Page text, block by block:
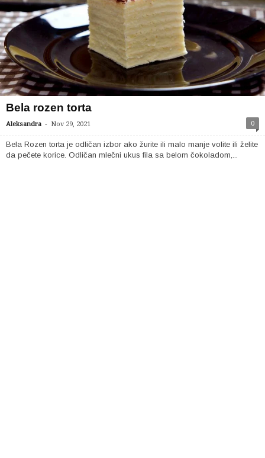
Bela rozen torta
Aleksandra - Nov 29, 2021 0
Bela Rozen torta je odličan izbor ako žurite ili malo manje volite ili želite
da pečete korice. Odličan mlečni ukus fila sa belom čokoladom,...